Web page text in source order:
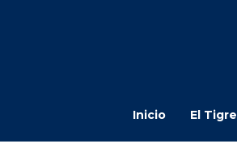
Inicio El Tigre